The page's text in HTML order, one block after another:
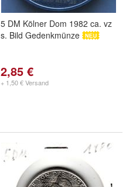
5 DM Kölner Dom 1982 ca. vz
s. Bild Gedenkmünze
2,85 €
+ 1,50 € Versand